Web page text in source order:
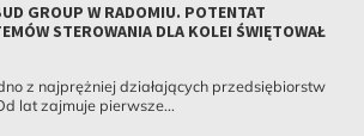
GROUP W RADOMIU. POTENTAT
STEROWANIA DLA KOLEI ŚWIĘTOWAŁ
z najprężniej działających przedsiębiorstw
lat zajmuje pierwsze...